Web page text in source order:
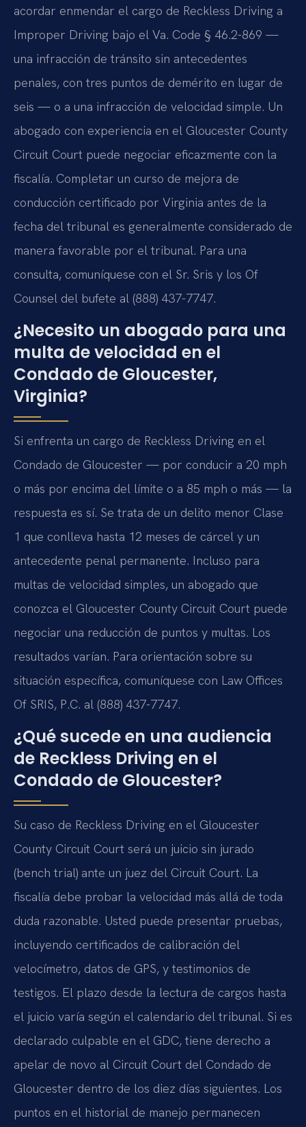
acordar enmendar el cargo de Reckless Driving a
Improper Driving bajo el Va. Code § 46.2-869 —
una infracción de tránsito sin antecedentes
penales, con tres puntos de demérito en lugar de
seis — o a una infracción de velocidad simple. Un
abogado con experiencia en el Gloucester County
Circuit Court puede negociar eficazmente con la
fiscalía. Completar un curso de mejora de
conducción certificado por Virginia antes de la
fecha del tribunal es generalmente considerado de
manera favorable por el tribunal. Para una
consulta, comuníquese con el Sr. Sris y los Of
Counsel del bufete al (888) 437-7747.
¿Necesito un abogado para una
multa de velocidad en el
Condado de Gloucester,
Virginia?
Si enfrenta un cargo de Reckless Driving en el
Condado de Gloucester — por conducir a 20 mph
o más por encima del límite o a 85 mph o más — la
respuesta es sí. Se trata de un delito menor Clase
1 que conlleva hasta 12 meses de cárcel y un
antecedente penal permanente. Incluso para
multas de velocidad simples, un abogado que
conozca el Gloucester County Circuit Court puede
negociar una reducción de puntos y multas. Los
resultados varían. Para orientación sobre su
situación específica, comuníquese con Law Offices
Of SRIS, P.C. al (888) 437-7747.
¿Qué sucede en una audiencia
de Reckless Driving en el
Condado de Gloucester?
Su caso de Reckless Driving en el Gloucester
County Circuit Court será un juicio sin jurado
(bench trial) ante un juez del Circuit Court. La
fiscalía debe probar la velocidad más allá de toda
duda razonable. Usted puede presentar pruebas,
incluyendo certificados de calibración del
velocímetro, datos de GPS, y testimonios de
testigos. El plazo desde la lectura de cargos hasta
el juicio varía según el calendario del tribunal. Si es
declarado culpable en el GDC, tiene derecho a
apelar de novo al Circuit Court del Condado de
Gloucester dentro de los diez días siguientes. Los
puntos en el historial de manejo permanecen